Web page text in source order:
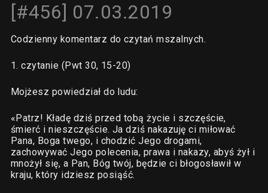
[#456] 07.03.2019
Codzienny komentarz do czytań mszalnych.
1. czytanie (Pwt 30, 15-20)
Mojżesz powiedział do ludu:
«Patrz! Kładę dziś przed tobą życie i szczęście,
śmierć i nieszczęście. Ja dziś nakazuję ci miłować
Pana, Boga twego, i chodzić Jego drogami,
zachowywać Jego polecenia, prawa i nakazy, abyś żył i
mnożył się, a Pan, Bóg twój, będzie ci błogosławił w
kraju, który idziesz posiąść.